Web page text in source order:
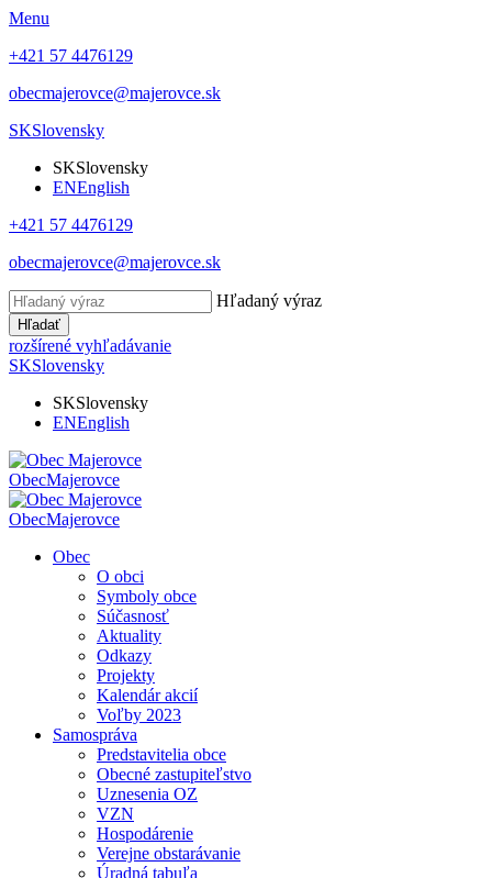
Menu
+421 57 4476129
obecmajerovce@majerovce.sk
SKSlovensky
SKSlovensky
ENEnglish
+421 57 4476129
obecmajerovce@majerovce.sk
Hľadaný výraz
Hľadať
rozšírené vyhľadávanie
SKSlovensky
SKSlovensky
ENEnglish
ObecMajerovce
ObecMajerovce
Obec
O obci
Symboly obce
Súčasnosť
Aktuality
Odkazy
Projekty
Kalendár akcií
Voľby 2023
Samospráva
Predstavitelia obce
Obecné zastupiteľstvo
Uznesenia OZ
VZN
Hospodárenie
Verejne obstarávanie
Úradná tabuľa